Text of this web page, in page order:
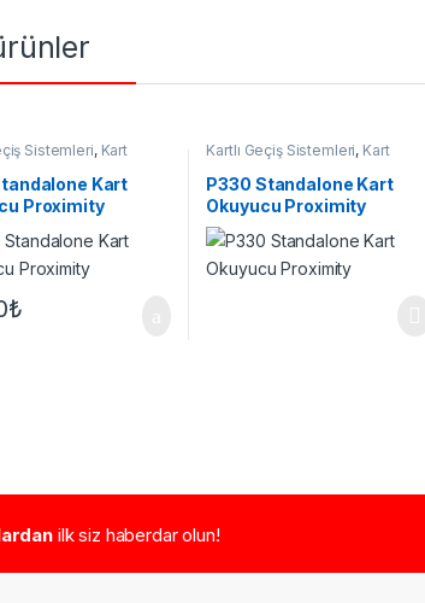
Sistemleri, Kart
Kart
Proximity
₺
Kartlı Geçiş Sistemleri, Kart
Okuyucu
P330 Standalone Kart
Okuyucu Proximity
ilk siz haberdar olun!